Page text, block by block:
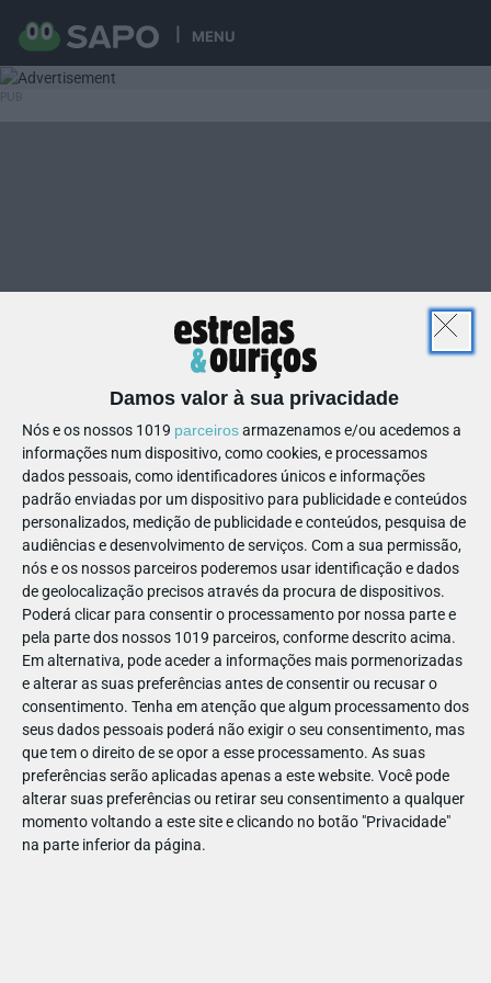
MENU
Damos valor à sua privacidade
Nós e os nossos 1019 parceirosarmazenamos e/ou acedemos a
informações num dispositivo, como cookies, e processamos
dados pessoais, como identificadores únicos e informações
padrão enviadas por um dispositivo para publicidade e conteúdos
personalizados, medição de publicidade e conteúdos, pesquisa de
audiências e desenvolvimento de serviços. Com a sua permissão,
nós e os nossos parceiros poderemos usar identificação e dados
de geolocalização precisos através da procura de dispositivos.
Poderá clicar para consentir o processamento por nossa parte e
pela parte dos nossos 1019 parceiros, conforme descrito acima.
Em alternativa, pode aceder a informações mais pormenorizadas
e alterar as suas preferências antes de consentir ou recusar o
consentimento. Tenha em atenção que algum processamento dos
seus dados pessoais poderá não exigir o seu consentimento, mas
que tem o direito de se opor a esse processamento. As suas
preferências serão aplicadas apenas a este website. Você pode
alterar suas preferências ou retirar seu consentimento a qualquer
momento voltando a este site e clicando no botão "Privacidade"
na parte inferior da página.
17
31759159693502